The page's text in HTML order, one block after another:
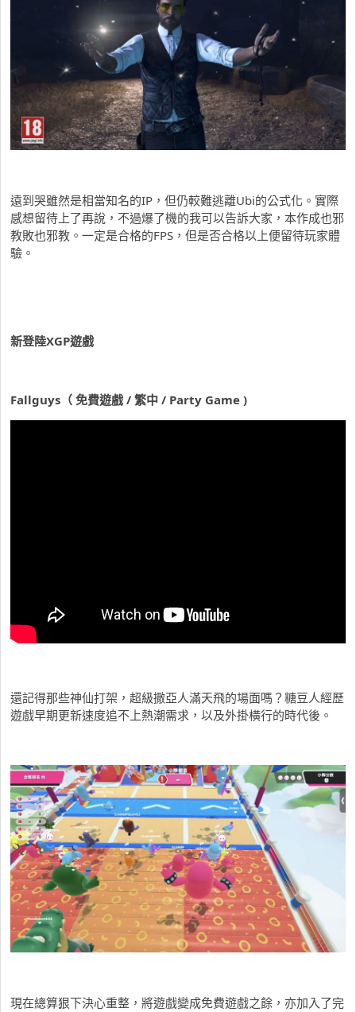
遠到哭雖然是相當知名的IP，但仍較難逃離Ubi的公式化。實際
感想留待上了再說，不過爆了機的我可以告訴大家，本作成也邪
教敗也邪教。一定是合格的FPS，但是否合格以上便留待玩家體
驗。
新登陸XGP遊戲
Fallguys（ 免費遊戲 / 繁中 / Party Game )
還記得那些神仙打架，超級撒亞人滿天飛的場面嗎？糖豆人經歷
遊戲早期更新速度追不上熱潮需求，以及外掛橫行的時代後。
現在總算狠下決心重整，將遊戲變成免費遊戲之餘，亦加入了完